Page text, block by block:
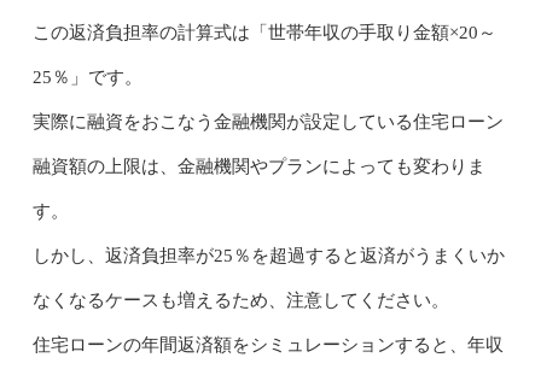
この返済負担率の計算式は「世帯年収の手取り金額×20～
25％」です。
実際に融資をおこなう金融機関が設定している住宅ローン
融資額の上限は、金融機関やプランによっても変わりま
す。
しかし、返済負担率が25％を超過すると返済がうまくいか
なくなるケースも増えるため、注意してください。
住宅ローンの年間返済額をシミュレーションすると、年収